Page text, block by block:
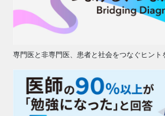
専門医と非専門医、患者と社会をつなぐヒント